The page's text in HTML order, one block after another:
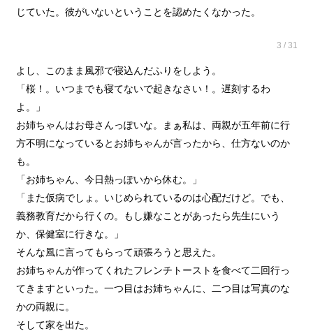
じていた。彼がいないということを認めたくなかった。
3 / 31
よし、このまま風邪で寝込んだふりをしよう。
「桜！。いつまでも寝てないで起きなさい！。遅刻するわ
よ。」
お姉ちゃんはお母さんっぽいな。まぁ私は、両親が五年前に行
方不明になっているとお姉ちゃんが言ったから、仕方ないのか
も。
「お姉ちゃん、今日熱っぽいから休む。」
「また仮病でしょ。いじめられているのは心配だけど。でも、
義務教育だから行くの。もし嫌なことがあったら先生にいう
か、保健室に行きな。」
そんな風に言ってもらって頑張ろうと思えた。
お姉ちゃんが作ってくれたフレンチトーストを食べて二回行っ
てきますといった。一つ目はお姉ちゃんに、二つ目は写真のな
かの両親に。
そして家を出た。